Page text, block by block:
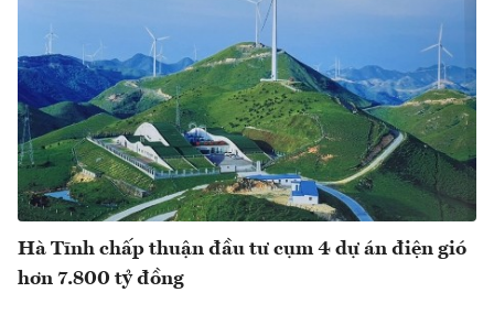
Hà Tĩnh chấp thuận đầu tư cụm 4 dự án điện gió
hơn 7.800 tỷ đồng